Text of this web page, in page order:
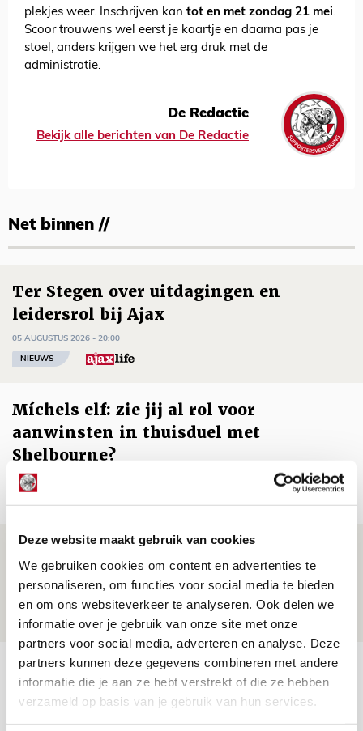
Deze website maakt gebruik van cookies
We gebruiken cookies om content en advertenties te
personaliseren, om functies voor social media te bieden
en om ons websiteverkeer te analyseren. Ook delen we
informatie over je gebruik van onze site met onze
partners voor social media, adverteren en analyse. Deze
partners kunnen deze gegevens combineren met andere
informatie die je aan ze hebt verstrekt of die ze hebben
verzameld op basis van je gebruik van hun services.
plekjes weer. Inschrijven kan tot en met zondag 21 mei.
Scoor trouwens wel eerst je kaartje en daarna pas je
stoel, anders krijgen we het erg druk met de
administratie.
De Redactie
Bekijk alle berichten van De Redactie
Net binnen //
Ter Stegen over uitdagingen en
leidersrol bij Ajax
05 AUGUSTUS 2026 - 20:00
NIEUWS
Míchels elf: zie jij al rol voor
aanwinsten in thuisduel met
Shelbourne?
05 AUGUSTUS 2026 - 15:35
Laatste Kaarten Actie Ajax - sc
Heerenveen [UITVERKOCHT]
NIEUWS
Bekijk meer
AGENDA